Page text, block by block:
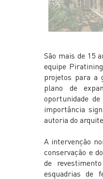
São mais de 15
equipe
projetos para a
plano de
oportunidade
importância
autoria do
A intervenção
conservação e
de
esquadrias de